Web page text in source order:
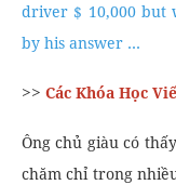
driver $ 10,000 but
by his answer …
>> Các Khóa Học
Ông chủ giàu có
chăm chỉ trong